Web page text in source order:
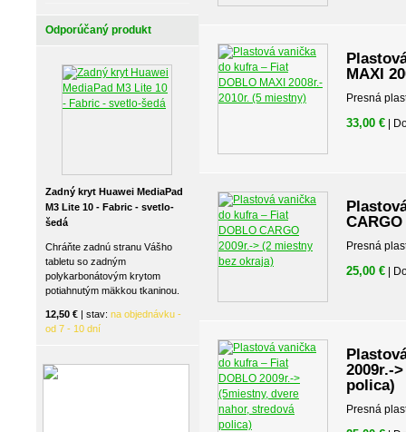
Odporúčaný produkt
Zadný kryt Huawei MediaPad
M3 Lite 10 - Fabric - svetlo-
šedá
Chráňte zadnú stranu Vášho
tabletu so zadným
polykarbonátovým krytom
potiahnutým mäkkou tkaninou.
12,50 € | stav: na objednávku -
od 7 - 10 dní
MAXI
Presná
33,00 € |
Presná
25,00 € |
2009r.-
polica)
Presná